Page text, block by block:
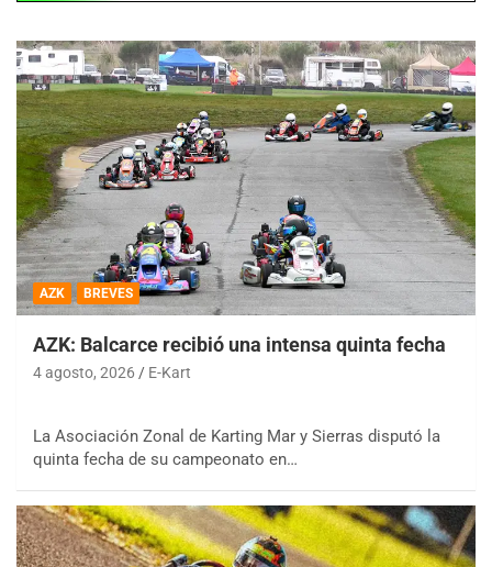
AZK BREVES
AZK: Balcarce recibió una intensa quinta fecha
4 agosto, 2026 E-Kart
La Asociación Zonal de Karting Mar y Sierras disputó la
quinta fecha de su campeonato en…